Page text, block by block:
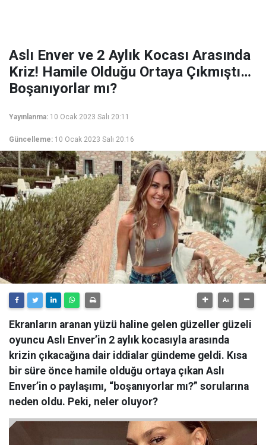
Aslı Enver ve 2 Aylık Kocası Arasında
Kriz! Hamile Olduğu Ortaya Çıkmıştı…
Boşanıyorlar mı?
Yayınlanma: 10 Ocak 2023 Salı 20:11
Güncelleme: 10 Ocak 2023 Salı 20:16
Ekranların aranan yüzü haline gelen güzeller güzeli
oyuncu Aslı Enver’in 2 aylık kocasıyla arasında
krizin çıkacağına dair iddialar gündeme geldi. Kısa
bir süre önce hamile olduğu ortaya çıkan Aslı
Enver’in o paylaşımı, “boşanıyorlar mı?” sorularına
neden oldu. Peki, neler oluyor?